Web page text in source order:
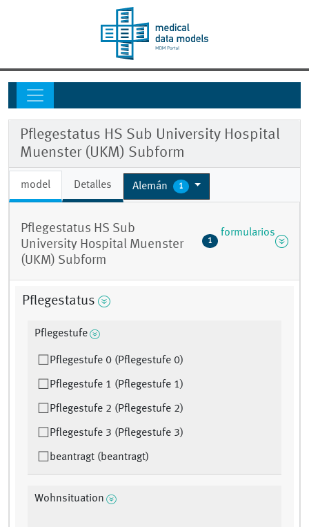
Pflegestatus HS Sub University Hospital
Muenster (UKM) Subform
model Detalles Alemán 1
Pflegestatus HS Sub
University Hospital Muenster
(UKM) Subform
1
formularios
Pflegestatus
Pflegestufe
Pflegestufe 0 (Pflegestufe 0)
Pflegestufe 1 (Pflegestufe 1)
Pflegestufe 2 (Pflegestufe 2)
Pflegestufe 3 (Pflegestufe 3)
beantragt (beantragt)
Wohnsituation